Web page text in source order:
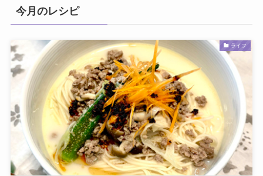
今月のレシピ
ライフ